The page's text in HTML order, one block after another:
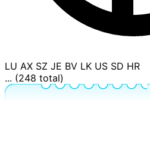
LU AX SZ JE BV LK US SD HR
... (248 total)